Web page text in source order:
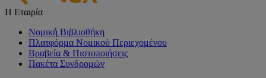
Η Εταιρία
Νομική Βιβλιοθήκη
Πλατφόρμα Νομικού Περιεχομένου
Βραβεία & Πιστοποιήσεις
Πακέτα Συνδρομών